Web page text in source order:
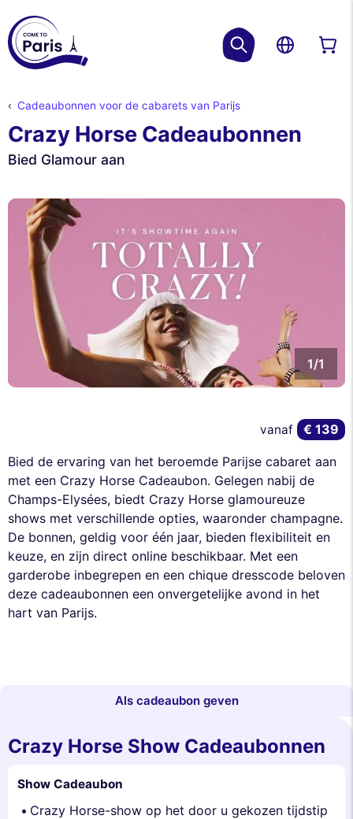
Cadeaubonnen voor de cabarets van Parijs
Crazy Horse Cadeaubonnen
Bied Glamour aan
1/1
Bied de ervaring van het beroemde Parijse cabaret aan
met een Crazy Horse Cadeaubon. Gelegen nabij de
Champs-Elysées, biedt Crazy Horse glamoureuze
shows met verschillende opties, waaronder champagne.
De bonnen, geldig voor één jaar, bieden flexibiliteit en
keuze, en zijn direct online beschikbaar. Met een
garderobe inbegrepen en een chique dresscode beloven
deze cadeaubonnen een onvergetelijke avond in het
hart van Parijs.
vanaf € 139
Als cadeaubon geven
Crazy Horse Show Cadeaubonnen
Show Cadeaubon
Crazy Horse-show op het door u gekozen tijdstip